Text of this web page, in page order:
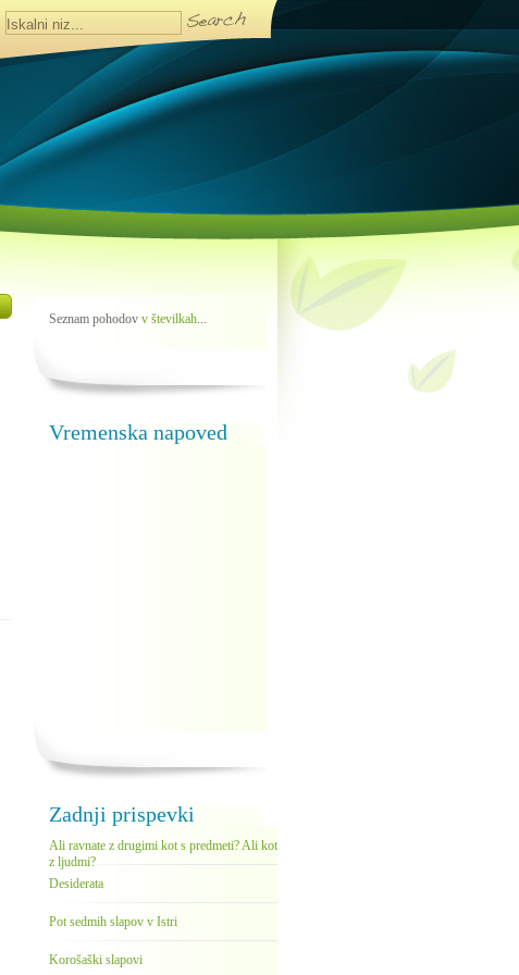
Seznam pohodov v številkah...
Vremenska napoved
Zadnji prispevki
Ali ravnate z drugimi kot s predmeti? Ali kot
z ljudmi?
Desiderata
Pot sedmih slapov v Istri
Korošaški slapovi